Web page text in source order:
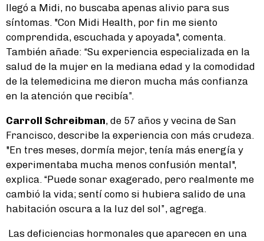
llegó a Midi, no buscaba apenas alivio para sus
síntomas. "Con Midi Health, por fin me siento
comprendida, escuchada y apoyada", comenta.
También añade: “Su experiencia especializada en la
salud de la mujer en la mediana edad y la comodidad
de la telemedicina me dieron mucha más confianza
en la atención que recibía”.
Carroll Schreibman, de 57 años y vecina de San
Francisco, describe la experiencia con más crudeza.
"En tres meses, dormía mejor, tenía más energía y
experimentaba mucha menos confusión mental",
explica. “Puede sonar exagerado, pero realmente me
cambió la vida; sentí como si hubiera salido de una
habitación oscura a la luz del sol”, agrega.
Las deficiencias hormonales que aparecen en una